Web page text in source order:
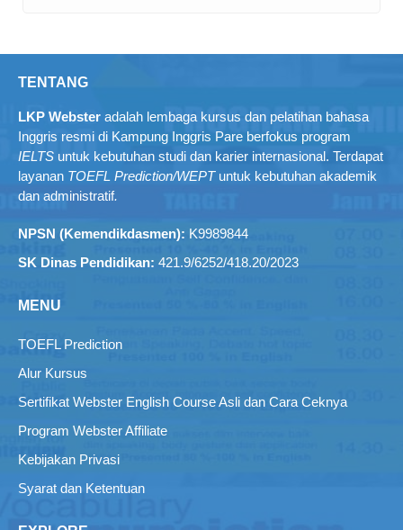
TENTANG
LKP Webster adalah lembaga kursus dan pelatihan bahasa
Inggris resmi di Kampung Inggris Pare berfokus program
IELTS untuk kebutuhan studi dan karier internasional. Terdapat
layanan TOEFL Prediction/WEPTuntuk kebutuhan akademik
dan administratif.
NPSN (Kemendikdasmen): K9989844
SK Dinas Pendidikan: 421.9/6252/418.20/2023
MENU
TOEFL Prediction
Alur Kursus
Sertifikat Webster English Course Asli dan Cara Ceknya
Program Webster Affiliate
Kebijakan Privasi
Syarat dan Ketentuan